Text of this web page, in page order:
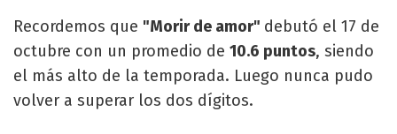
Recordemos que "Morir de amor" debutó el 17 de
octubre con un promedio de 10.6 puntos, siendo
el más alto de la temporada. Luego nunca pudo
volver a superar los dos dígitos.